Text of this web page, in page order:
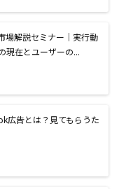
場解説セミナー｜実行動
現在とユーザーの...
広告とは？見てもらうた